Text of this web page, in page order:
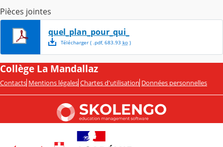
Pièces jointes
quel_plan_pour_qui_
Télécharger( .pdf, 683.93 ko)
Collège La Mandallaz
Contacts Mentions légales Chartes d'utilisation Données personnelles